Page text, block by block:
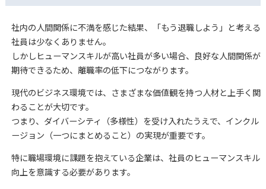
社内の人間関係に不満を感じた結果、「もう退職しよう」と考える
社員は少なくありません。
しかしヒューマンスキルが高い社員が多い場合、良好な人間関係が
期待できるため、離職率の低下につながります。
現代のビジネス環境では、さまざまな価値観を持つ人材と上手く関
わることが大切です。
つまり、ダイバーシティ（多様性）を受け入れたうえで、インクル
ージョン（一つにまとめること）の実現が重要です。
特に職場環境に課題を抱えている企業は、社員のヒューマンスキル
向上を意識する必要があります。